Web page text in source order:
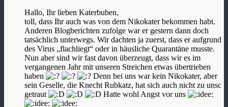
Hallo, Ihr lieben Katerbuben,
toll, dass Ihr auch was von dem Nikokater bekommen habt.
Anderen Blogberichten zufolge war er gestern dann doch
tatsächlich unterwegs. Wir dachten ja zuerst, dass er aufgrund
des Virus „flachliegt“ oder in häusliche Quarantäne musste.
Nun aber sind wir fast davon überzeugt, dass wir es im
vergangenen Jahr mit unseren Streichen etwas übertrieben
haben
Denn bei uns war kein Nikokater, aber
sein Geselle, die Knecht Rubkatz, hat sich auch nicht zu unsc
getraut
Hatte wohl Angst vor uns